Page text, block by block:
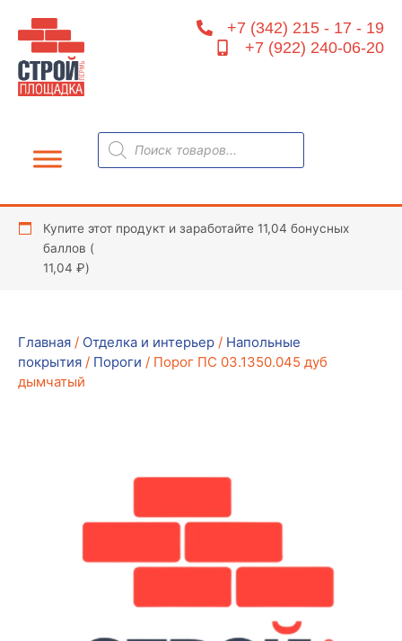
содержимому
+7 (342) 215 - 17 - 19
+7 (922) 240-06-20
Поиск
товаров
Купите этот продукт и заработайте 11,04 бонусных
баллов (
11,04 ₽)
Главная / Отделка и интерьер / Напольные
покрытия / Пороги / Порог ПС 03.1350.045 дуб
дымчатый